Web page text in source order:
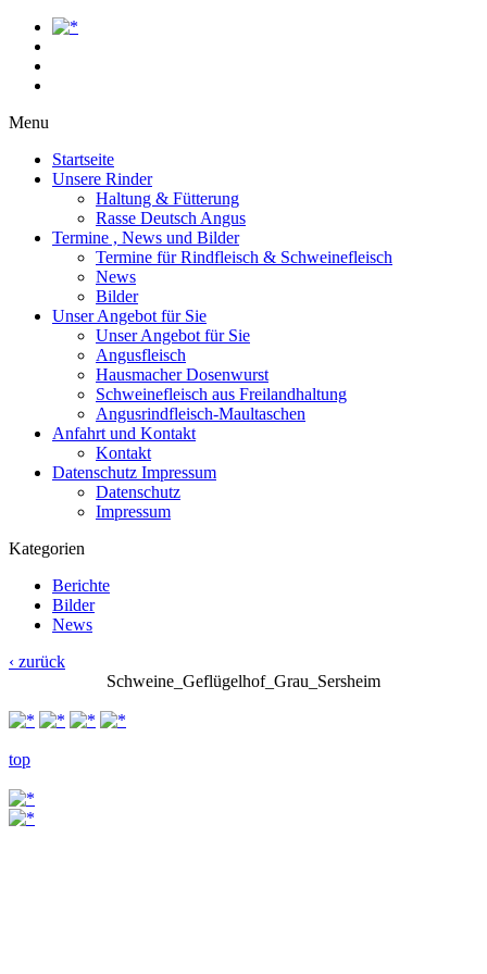
Menu
Startseite
Unsere Rinder
Haltung & Fütterung
Rasse Deutsch Angus
Termine , News und Bilder
Termine für Rindfleisch & Schweinefleisch
News
Bilder
Unser Angebot für Sie
Unser Angebot für Sie
Angusfleisch
Hausmacher Dosenwurst
Schweinefleisch aus Freilandhaltung
Angusrindfleisch-Maultaschen
Anfahrt und Kontakt
Kontakt
Datenschutz Impressum
Datenschutz
Impressum
Kategorien
Berichte
Bilder
News
‹ zurück
Schweine_Geflügelhof_Grau_Sersheim
top